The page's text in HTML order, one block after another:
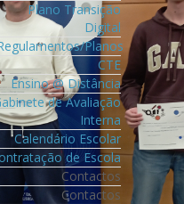
Plano Transição
Digital
Planos
CTE
Ensino @ Distância
de Avaliação
Interna
Calendário Escolar
de Escola
Contactos
Contactos